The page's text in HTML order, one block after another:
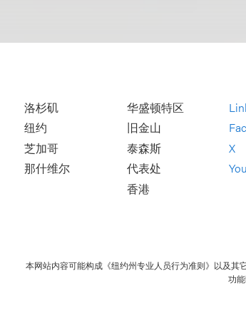
洛杉矶
纽约
芝加哥
那什维尔
华盛顿特区
旧金山
泰森斯
代表处
香港
X
本网站内容可能构成《纽约州专业人员行为准则》以及其
功